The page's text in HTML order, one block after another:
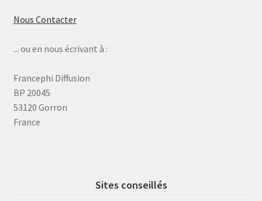
Nous Contacter
... ou en nous écrivant à :
Francephi Diffusion
BP 20045
53120 Gorron
France
Sites conseillés